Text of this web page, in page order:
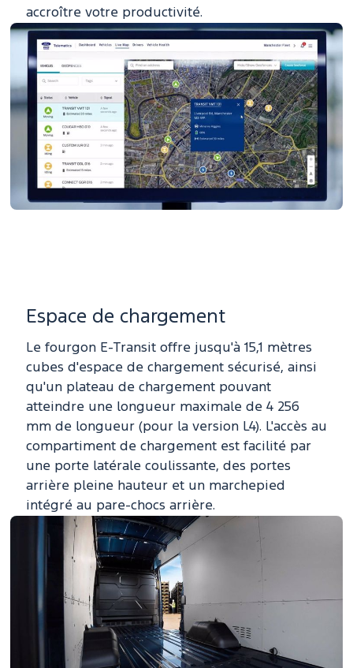
accroître votre productivité.
Espace de chargement
Le fourgon E-Transit offre jusqu'à 15,1 mètres
cubes d'espace de chargement sécurisé, ainsi
qu'un plateau de chargement pouvant
atteindre une longueur maximale de 4 256
mm de longueur (pour la version L4). L'accès au
compartiment de chargement est facilité par
une porte latérale coulissante, des portes
arrière pleine hauteur et un marchepied
intégré au pare-chocs arrière.